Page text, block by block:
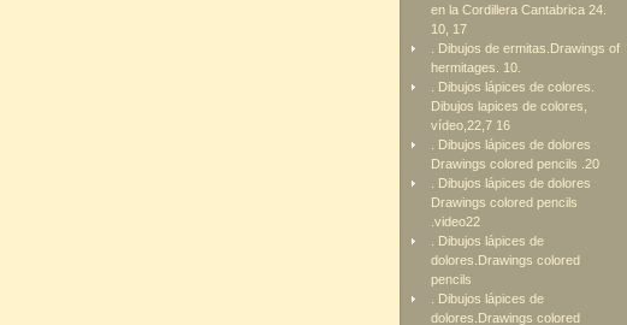
en la Cordillera Cantabrica 24.
10, 17
. Dibujos de ermitas.Drawings of
hermitages. 10.
. Dibujos lápices de colores.
Dibujos lapices de colores,
vídeo,22,7 16
. Dibujos lápices de dolores
Drawings colored pencils .20
. Dibujos lápices de dolores
Drawings colored pencils
.video22
. Dibujos lápices de
dolores.Drawings colored
pencils
. Dibujos lápices de
dolores.Drawings colored